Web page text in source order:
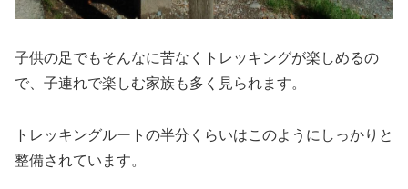
子供の足でもそんなに苦なくトレッキングが楽しめるの
で、子連れで楽しむ家族も多く見られます。
トレッキングルートの半分くらいはこのようにしっかりと
整備されています。